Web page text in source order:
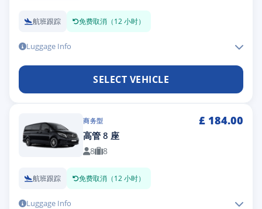
航班跟踪 免费取消（12 小时）
Luggage Info
SELECT VEHICLE
商务型 £ 184.00
高管 8 座
8 8
航班跟踪 免费取消（12 小时）
Luggage Info